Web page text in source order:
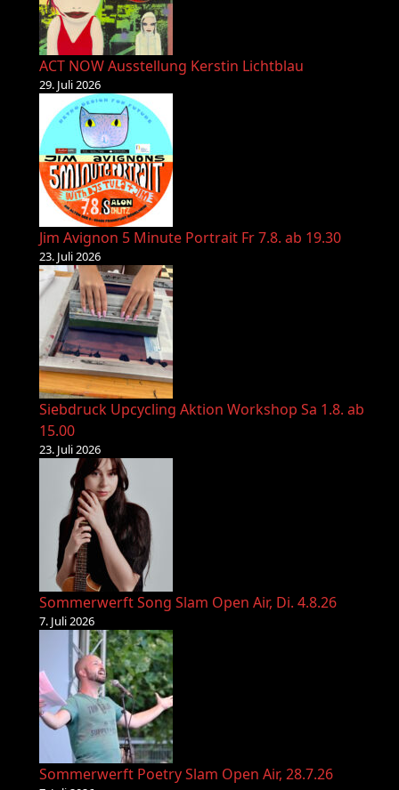
ACT NOW Ausstellung Kerstin Lichtblau
29. Juli 2026
Jim Avignon 5 Minute Portrait Fr 7.8. ab 19.30
23. Juli 2026
Siebdruck Upcycling Aktion Workshop Sa 1.8. ab
15.00
23. Juli 2026
Sommerwerft Song Slam Open Air, Di. 4.8.26
7. Juli 2026
Sommerwerft Poetry Slam Open Air, 28.7.26